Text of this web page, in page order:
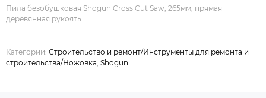
Пила безобушковая Shogun Cross Cut Saw, 265мм, прямая
деревянная рукоять
Категории: Строительство и ремонт/Инструменты для ремонта и
строительства/Ножовка Shogun